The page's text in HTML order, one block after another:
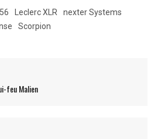
Leclerc XLR
nexter Systems
Scorpion
feu Malien